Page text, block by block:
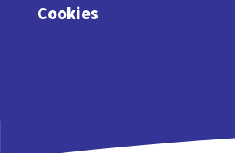
Cookies